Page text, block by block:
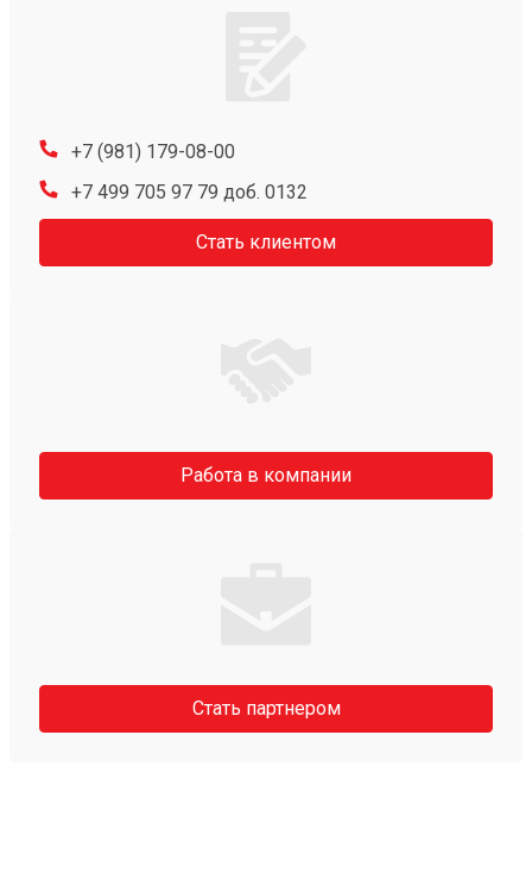
+7 (981) 179-08-00
+7 499 705 97 79 доб. 0132
Стать клиентом
Работа в компании
Стать партнером